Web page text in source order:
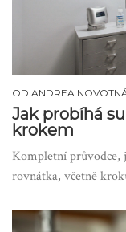
OD ANDREA
Jak probíhá
krokem
Kompletní průvodce,
rovnátka, včetně